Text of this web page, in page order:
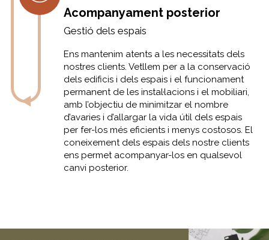
Acompanyament posterior
Gestió dels espais
Ens mantenim atents a les necessitats dels
nostres clients. Vetllem per a la conservació
dels edificis i dels espais i el funcionament
permanent de les instal·lacions i el mobiliari,
amb l’objectiu de minimitzar el nombre
d’avaries i d’allargar la vida útil dels espais
per fer-los més eficients i menys costosos. El
coneixement dels espais dels nostre clients
ens permet acompanyar-los en qualsevol
canvi posterior.